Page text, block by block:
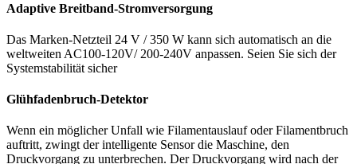
Adaptive Breitband-Stromversorgung
Das Marken-Netzteil 24 V / 350 W kann sich automatisch an die
weltweiten AC100-120V/ 200-240V anpassen. Seien Sie sich der
Systemstabilität sicher
Glühfadenbruch-Detektor
Wenn ein möglicher Unfall wie Filamentauslauf oder Filamentbruch
auftritt, zwingt der intelligente Sensor die Maschine, den
Druckvorgang zu unterbrechen. Der Druckvorgang wird nach der